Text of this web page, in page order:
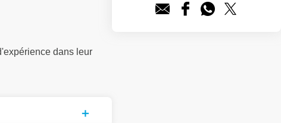
dans leur